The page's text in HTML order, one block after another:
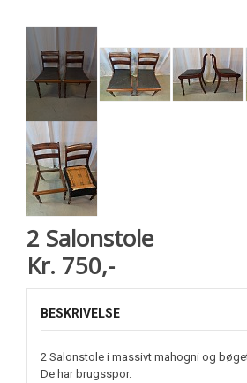
2 Salonstole
Kr. 750,-
BESKRIVELSE
2 Salonstole i massivt mahogni og
De har brugsspor.